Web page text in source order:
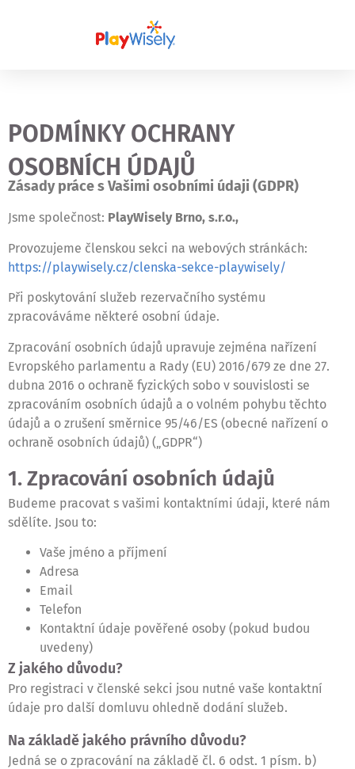
PODMÍNKY OCHRANY
OSOBNÍCH ÚDAJŮ
Zásady práce s Vašimi osobními údaji (GDPR)
Jsme společnost: PlayWisely Brno, s.r.o.,
Provozujeme členskou sekci na webových stránkách:
https://playwisely.cz/clenska-sekce-playwisely/
Při poskytování služeb rezervačního systému
zpracováváme některé osobní údaje.
Zpracování osobních údajů upravuje zejména nařízení
Evropského parlamentu a Rady (EU) 2016/679 ze dne 27.
dubna 2016 o ochraně fyzických sobo v souvislosti se
zpracováním osobních údajů a o volném pohybu těchto
údajů a o zrušení směrnice 95/46/ES (obecné nařízení o
ochraně osobních údajů) („GDPR“)
1. Zpracování osobních údajů
Budeme pracovat s vašimi kontaktními údaji, které nám
sdělíte. Jsou to:
Vaše jméno a příjmení
Adresa
Email
Telefon
Kontaktní údaje pověřené osoby (pokud budou
uvedeny)
Z jakého důvodu?
Pro registraci v členské sekci jsou nutné vaše kontaktní
údaje pro další domluvu ohledně dodání služeb.
Na základě jakého právního důvodu?
Jedná se o zpracování na základě čl. 6 odst. 1 písm. b)